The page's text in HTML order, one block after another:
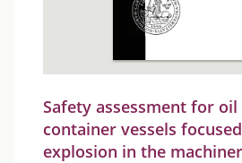
Safety assessment for
container vessels
explosion in the